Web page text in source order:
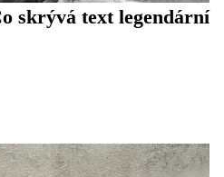
skrývá text legendární